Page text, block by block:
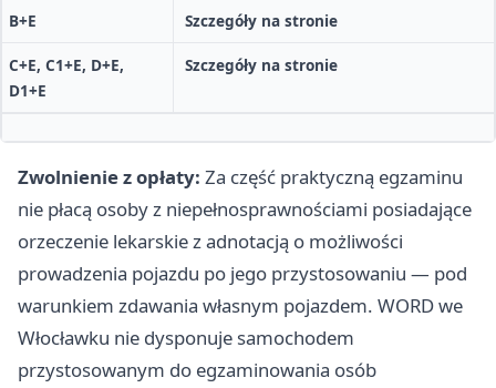
B+E Szczegóły na stronie
C+E, C1+E, D+E,
D1+E
Szczegóły na stronie
Zwolnienie z opłaty: Za część praktyczną egzaminu
nie płacą osoby z niepełnosprawnościami posiadające
orzeczenie lekarskie z adnotacją o możliwości
prowadzenia pojazdu po jego przystosowaniu — pod
warunkiem zdawania własnym pojazdem. WORD we
Włocławku nie dysponuje samochodem
przystosowanym do egzaminowania osób